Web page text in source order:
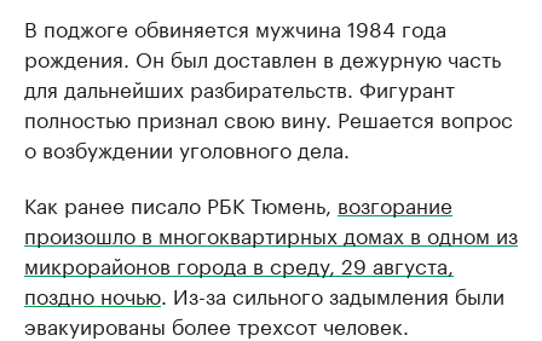
В поджоге обвиняется мужчина 1984 года
рождения. Он был доставлен в дежурную часть
для дальнейших разбирательств. Фигурант
полностью признал свою вину. Решается вопрос
о возбуждении уголовного дела.
Как ранее писало РБК Тюмень, возгорание
произошло в многоквартирных домах в одном из
микрорайонов города в среду, 29 августа,
поздно ночью . Из-за сильного задымления были
эвакуированы более трехсот человек.